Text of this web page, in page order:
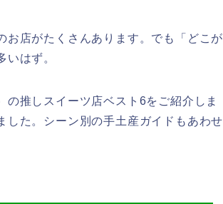
お店がたくさんあります。でも「どこが
はず。
推しスイーツ店ベスト6をご紹介しま
した。シーン別の手土産ガイドもあわせ